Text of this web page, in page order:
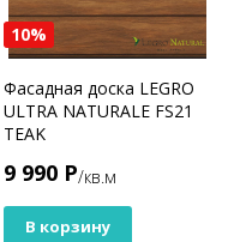
10%
Фасадная доска LEGRO
ULTRA NATURALE FS21
TEAK
9 990 Р/кв.м
В корзину